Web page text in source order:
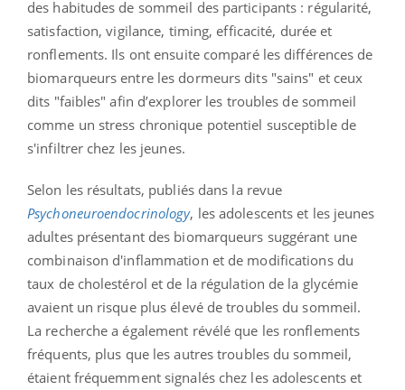
des habitudes de sommeil des participants : régularité,
satisfaction, vigilance, timing, efficacité, durée et
ronflements. Ils ont ensuite comparé les différences de
biomarqueurs entre les dormeurs dits "sains" et ceux
dits "faibles" afin d’explorer les troubles de sommeil
comme un stress chronique potentiel susceptible de
s'infiltrer chez les jeunes.
Selon les résultats, publiés dans la revue
Psychoneuroendocrinology, les adolescents et les jeunes
adultes présentant des biomarqueurs suggérant une
combinaison d'inflammation et de modifications du
taux de cholestérol et de la régulation de la glycémie
avaient un risque plus élevé de troubles du sommeil.
La recherche a également révélé que les ronflements
fréquents, plus que les autres troubles du sommeil,
étaient fréquemment signalés chez les adolescents et